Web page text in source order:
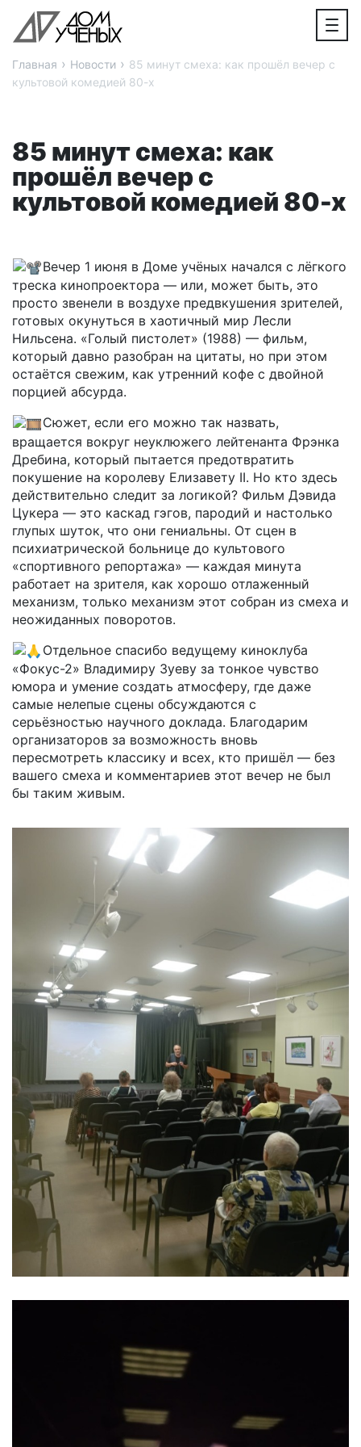
Главная › Новости › 85 минут смеха: как прошёл вечер с
культовой комедией 80-х
85 минут смеха: как
прошёл вечер с
культовой комедией 80-х
Вечер 1 июня в Доме учёных начался с лёгкого
треска кинопроектора — или, может быть, это
просто звенели в воздухе предвкушения зрителей,
готовых окунуться в хаотичный мир Лесли
Нильсена. «Голый пистолет» (1988) — фильм,
который давно разобран на цитаты, но при этом
остаётся свежим, как утренний кофе с двойной
порцией абсурда.
Сюжет, если его можно так назвать,
вращается вокруг неуклюжего лейтенанта Фрэнка
Дребина, который пытается предотвратить
покушение на королеву Елизавету II. Но кто здесь
действительно следит за логикой? Фильм Дэвида
Цукера — это каскад гэгов, пародий и настолько
глупых шуток, что они гениальны. От сцен в
психиатрической больнице до культового
«спортивного репортажа» — каждая минута
работает на зрителя, как хорошо отлаженный
механизм, только механизм этот собран из смеха и
неожиданных поворотов.
Отдельное спасибо ведущему киноклуба
«Фокус-2» Владимиру Зуеву за тонкое чувство
юмора и умение создать атмосферу, где даже
самые нелепые сцены обсуждаются с
серьёзностью научного доклада. Благодарим
организаторов за возможность вновь
пересмотреть классику и всех, кто пришёл — без
вашего смеха и комментариев этот вечер не был
бы таким живым.